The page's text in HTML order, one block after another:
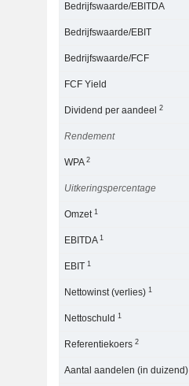
Bedrijfswaarde/EBITDA
Bedrijfswaarde/EBIT
Bedrijfswaarde/FCF
FCF Yield
Dividend per aandeel2
Rendement
WPA2
Uitkeringspercentage
Omzet1
EBITDA1
EBIT1
Nettowinst (verlies)1
Nettoschuld1
Referentiekoers2
Aantal aandelen (in duizend)